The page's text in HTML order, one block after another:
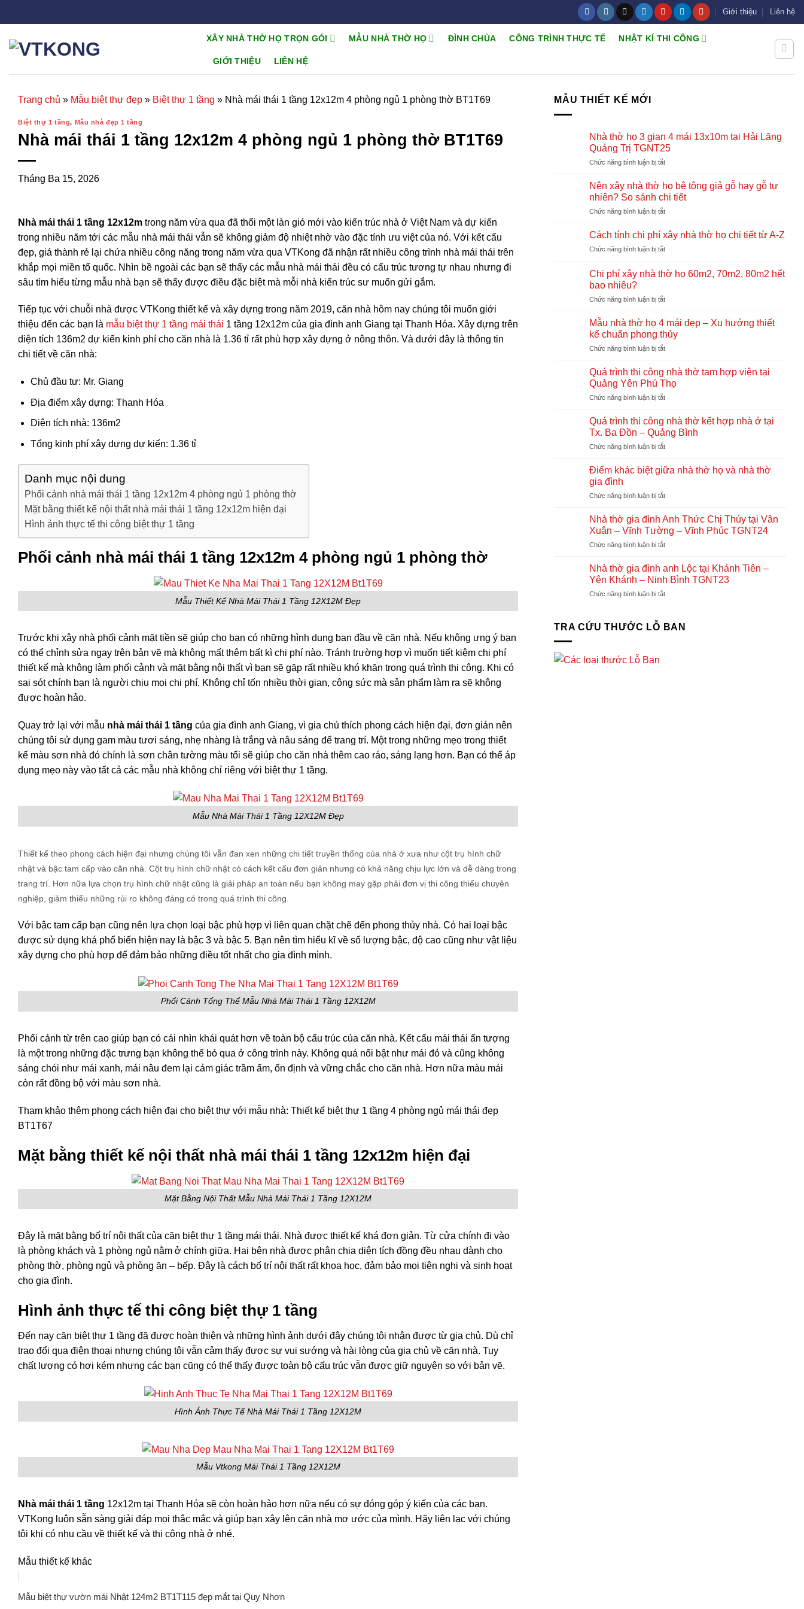
đến
dung
Giới thiệu Liên hệ
XÂY NHÀ THỜ HỌ TRỌN GÓI MẪU NHÀ THỜ HỌ ĐÌNH CHÙA CÔNG TRÌNH THỰC TẾ NHẬT KÍ THI CÔNG
GIỚI THIỆU LIÊN HỆ
Trang chủ » Mẫu biệt thự đẹp » Biệt thự 1 tầng » Nhà mái thái 1 tầng 12x12m 4 phòng ngủ 1 phòng thờ BT1T69
Biệt thự 1 tầng, Mẫu nhà đẹp 1 tầng
Nhà mái thái 1 tầng 12x12m 4 phòng ngủ 1 phòng thờ BT1T69
Tháng Ba 15, 2026
Nhà mái thái 1 tầng 12x12m trong năm vừa qua đã thổi một làn gió mới vào kiến trúc nhà ở Việt Nam và dự kiến
trong nhiều năm tới các mẫu nhà mái thái vẫn sẽ không giảm độ nhiệt nhờ vào đặc tính ưu việt của nó. Với kết cấu
đẹp, giá thành rẻ lại chứa nhiều công năng trong năm vừa qua VTKong đã nhận rất nhiều công trình nhà mái thái trên
khắp mọi miền tổ quốc. Nhìn bề ngoài các bạn sẽ thấy các mẫu nhà mái thái đều có cấu trúc tương tự nhau nhưng đi
sâu tìm hiểu từng mẫu nhà bạn sẽ thấy được điều đặc biệt mà mỗi nhà kiến trúc sư muốn gửi gắm.
Tiếp tục với chuỗi nhà được VTKong thiết kế và xây dựng trong năm 2019, căn nhà hôm nay chúng tôi muốn giới
thiệu đến các bạn là mẫu biệt thự 1 tầng mái thái 1 tầng 12x12m của gia đình anh Giang tại Thanh Hóa. Xây dựng trên
diện tích 136m2 dự kiến kinh phí cho căn nhà là 1.36 tỉ rất phù hợp xây dựng ở nông thôn. Và dưới đây là thông tin
chi tiết về căn nhà:
Chủ đầu tư: Mr. Giang
Địa điểm xây dựng: Thanh Hóa
Diện tích nhà: 136m2
Tổng kinh phí xây dựng dự kiến: 1.36 tỉ
Danh mục nội dung
Phối cảnh nhà mái thái 1 tầng 12x12m 4 phòng ngủ 1 phòng thờ
Mặt bằng thiết kế nội thất nhà mái thái 1 tầng 12x12m hiện đại
Hình ảnh thực tế thi công biệt thự 1 tầng
Phối cảnh nhà mái thái 1 tầng 12x12m 4 phòng ngủ 1 phòng thờ
Mẫu Thiết Kế Nhà Mái Thái 1 Tầng 12X12M Đẹp
Trước khi xây nhà phối cảnh mặt tiền sẽ giúp cho bạn có những hình dung ban đầu về căn nhà. Nếu không ưng ý bạn
có thể chỉnh sửa ngay trên bản vẽ mà không mất thêm bất kì chi phí nào. Tránh trường hợp vì muốn tiết kiệm chi phí
thiết kế mà không làm phối cảnh và mặt bằng nội thất vì bạn sẽ gặp rất nhiều khó khăn trong quá trình thi công. Khi có
sai sót chính bạn là người chịu mọi chi phí. Không chỉ tốn nhiều thời gian, công sức mà sản phẩm làm ra sẽ không
được hoàn hảo.
Quay trở lại với mẫu nhà mái thái 1 tầng của gia đình anh Giang, vì gia chủ thích phong cách hiện đại, đơn giản nên
chúng tôi sử dụng gam màu tươi sáng, nhẹ nhàng là trắng và nâu sáng để trang trí. Một trong những mẹo trong thiết
kế màu sơn nhà đó chính là sơn chân tường màu tối sẽ giúp cho căn nhà thêm cao ráo, sáng lạng hơn. Bạn có thể áp
dụng mẹo này vào tất cả các mẫu nhà không chỉ riêng với biệt thự 1 tầng.
Mẫu Nhà Mái Thái 1 Tầng 12X12M Đẹp
Thiết kế theo phong cách hiện đại nhưng chúng tôi vẫn đan xen những chi tiết truyền thống của nhà ở xưa như cột trụ hình chữ
nhật và bậc tam cấp vào căn nhà. Cột trụ hình chữ nhật có cách kết cấu đơn giản nhưng có khả năng chịu lực lớn và dễ dàng trong
trang trí. Hơn nữa lựa chọn trụ hình chữ nhật cũng là giải pháp an toàn nếu bạn không may gặp phải đơn vị thi công thiếu chuyên
nghiệp, giảm thiểu những rủi ro không đáng có trong quá trình thi công.
Với bậc tam cấp bạn cũng nên lựa chọn loại bậc phù hợp vì liên quan chặt chẽ đến phong thủy nhà. Có hai loại bậc
được sử dụng khá phổ biến hiện nay là bậc 3 và bậc 5. Bạn nên tìm hiểu kĩ về số lượng bậc, độ cao cũng như vật liệu
xây dựng cho phù hợp để đảm bảo những điều tốt nhất cho gia đình mình.
Phối Cảnh Tổng Thể Mẫu Nhà Mái Thái 1 Tầng 12X12M
Phối cảnh từ trên cao giúp bạn có cái nhìn khái quát hơn về toàn bộ cấu trúc của căn nhà. Kết cấu mái thái ấn tượng
là một trong những đặc trưng bạn không thể bỏ qua ở công trình này. Không quá nổi bật như mái đỏ và cũng không
sáng chói như mái xanh, mái nâu đem lại cảm giác trầm ấm, ổn định và vững chắc cho căn nhà. Hơn nữa màu mái
còn rất đồng bộ với màu sơn nhà.
Tham khảo thêm phong cách hiện đại cho biệt thự với mẫu nhà: Thiết kế biệt thự 1 tầng 4 phòng ngủ mái thái đẹp
BT1T67
Mặt bằng thiết kế nội thất nhà mái thái 1 tầng 12x12m hiện đại
Mặt Bằng Nội Thất Mẫu Nhà Mái Thái 1 Tầng 12X12M
Đây là mặt bằng bố trí nội thất của căn biệt thự 1 tầng mái thái. Nhà được thiết kế khá đơn giản. Từ cửa chính đi vào
là phòng khách và 1 phòng ngủ nằm ở chính giữa. Hai bên nhà được phân chia diện tích đồng đều nhau dành cho
phòng thờ, phòng ngủ và phòng ăn – bếp. Đây là cách bố trí nội thất rất khoa học, đảm bảo mọi tiện nghi và sinh hoạt
cho gia đình.
Hình ảnh thực tế thi công biệt thự 1 tầng
Đến nay căn biệt thự 1 tầng đã được hoàn thiện và những hình ảnh dưới đây chúng tôi nhận được từ gia chủ. Dù chỉ
trao đổi qua điện thoại nhưng chúng tôi vẫn cảm thấy được sự vui sướng và hài lòng của gia chủ về căn nhà. Tuy
chất lượng có hơi kém nhưng các bạn cũng có thể thấy được toàn bộ cấu trúc vẫn được giữ nguyên so với bản vẽ.
Hình Ảnh Thực Tế Nhà Mái Thái 1 Tầng 12X12M
Mẫu Vtkong Mái Thái 1 Tầng 12X12M
Nhà mái thái 1 tầng 12x12m tại Thanh Hóa sẽ còn hoàn hảo hơn nữa nếu có sự đóng góp ý kiến của các bạn.
VTKong luôn sẵn sàng giải đáp mọi thắc mắc và giúp bạn xây lên căn nhà mơ ước của mình. Hãy liên lạc với chúng
tôi khi có nhu cầu về thiết kế và thi công nhà ở nhé.
Mẫu thiết kế khác
Mẫu biệt thự vườn mái Nhật 124m2 BT1T115 đẹp mắt tại Quy Nhơn
MẪU THIẾT KẾ MỚI
Nhà thờ họ 3 gian 4 mái 13x10m tại Hải Lăng
Quảng Trị TGNT25
Chức năng bình luận bị tắtở
họ
3
gian
mái
tại
Lăng
TGNT25
Nên xây nhà thờ họ bê tông giả gỗ hay gỗ tự
nhiên? So sánh chi tiết
Chức năng bình luận bị tắtở
xây
nhà
thờ
bê
gỗ
gỗ
tự
So
chi
tiết
Cách tính chi phí xây nhà thờ họ chi tiết từ A-Z
Chức năng bình luận bị tắtở
tính
chi
xây
thờ
họ
chi
tiết
A-
Z
Chi phí xây nhà thờ họ 60m2, 70m2, 80m2 hết
bao nhiêu?
Chức năng bình luận bị tắtở
xây
nhà
thờ
60m2,
70m2,
80m2
hết
nhiêu?
Mẫu nhà thờ họ 4 mái đẹp – Xu hướng thiết
kế chuẩn phong thủy
Chức năng bình luận bị tắtở
nhà
thờ
họ
4
đẹp
–
Xu
hướng
kế
thủy
Quá trình thi công nhà thờ tam hợp viện tại
Quảng Yên Phú Thọ
Chức năng bình luận bị tắtở
trình
công
nhà
tam
tại
Yên
Phú
Quá trình thi công nhà thờ kết hợp nhà ở tại
Tx. Ba Đồn – Quảng Bình
Chức năng bình luận bị tắtở
trình
nhà
kết
hợp
nhà
ở
Tx.
Ba
–
Điểm khác biệt giữa nhà thờ họ và nhà thờ
gia đình
Chức năng bình luận bị tắtở
khác
giữa
nhà
họ
và
thờ
Nhà thờ gia đình Anh Thức Chị Thúy tại Vân
Xuân – Vĩnh Tường – Vĩnh Phúc TGNT24
Chức năng bình luận bị tắtở
gia
đình
Anh
Thúy
Nhà thờ gia đình anh Lộc tại Khánh Tiên –
Yên Khánh – Ninh Bình TGNT23
Chức năng bình luận bị tắtở
gia
TRA CỨU THƯỚC LỖ BAN